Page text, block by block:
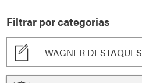
Filtrar por categorias
WAGNER DESTAQUES